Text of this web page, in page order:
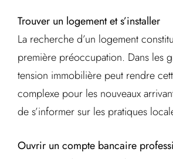
Trouver un logement et s’installer
La recherche d’un logement
première préoccupation. Dans les
tension immobilière peut rendre
complexe pour les nouveaux
de s’informer sur les pratiques
Ouvrir un compte bancaire